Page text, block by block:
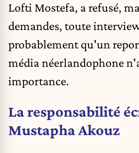
Lofti Mostefa, a refusé,
demandes, toute
probablement qu'un
média néerlandophone
importance.
La responsabilité
Mustapha Akouz